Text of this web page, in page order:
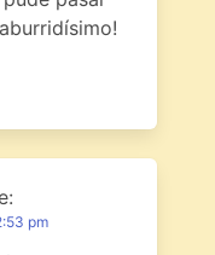
pm